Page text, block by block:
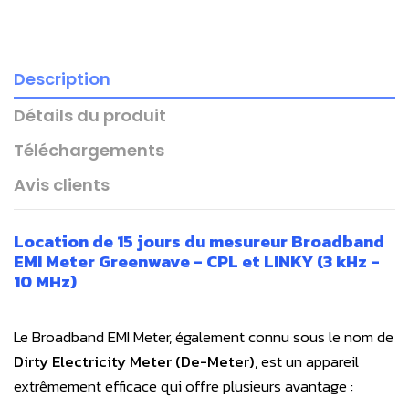
Description
Détails du produit
Téléchargements
Avis clients
Location de 15 jours du mesureur Broadband
EMI Meter Greenwave - CPL et LINKY (3 kHz -
10 MHz)
Le Broadband EMI Meter, également connu sous le nom de
Dirty Electricity Meter (De-Meter), est un appareil
extrêmement efficace qui offre plusieurs avantage :